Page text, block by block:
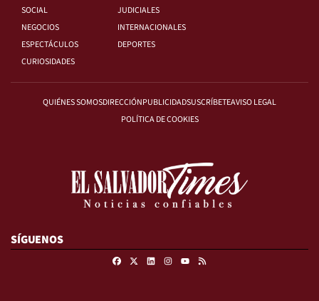
SOCIAL
JUDICIALES
NEGOCIOS
INTERNACIONALES
ESPECTÁCULOS
DEPORTES
CURIOSIDADES
QUIÉNES SOMOSDIRECCIÓNPUBLICIDADSUSCRÍBETEAVISO LEGAL
POLÍTICA DE COOKIES
SÍGUENOS
FacebookLinkedinInstagram